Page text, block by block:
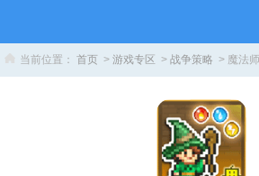
当前位置： 首页 > 游戏专区 > 战争策略 > 魔法